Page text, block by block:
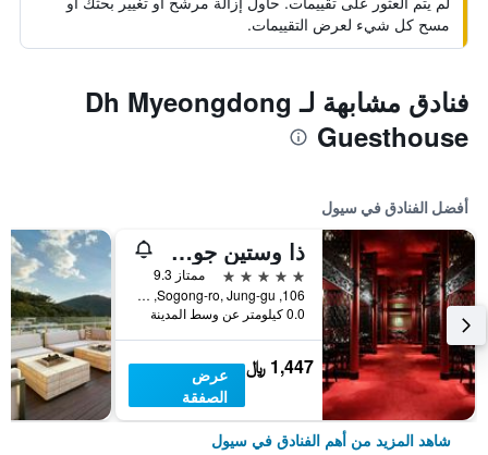
مسح كل شيء لعرض التقييمات.
فنادق مشابهة لـ Dh Myeongdong
Guesthouse
أفضل الفنادق في سيول
ذا وستين جوسون سول
5 نجوم
ممتاز 9.3
106, Sogong-ro, Jung-gu, سيول, كوريا الجنوبية
0.0 كيلومتر عن وسط المدينة
1,447 ﷼
عرض
الصفقة
شاهد المزيد من أهم الفنادق في سيول